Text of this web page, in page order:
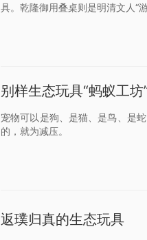
具。乾隆御用叠桌则是明清文人“
别样生态玩具“蚂蚁工坊
宠物可以是狗、是猫、是鸟、是
的，就为减压。
返璞归真的生态玩具